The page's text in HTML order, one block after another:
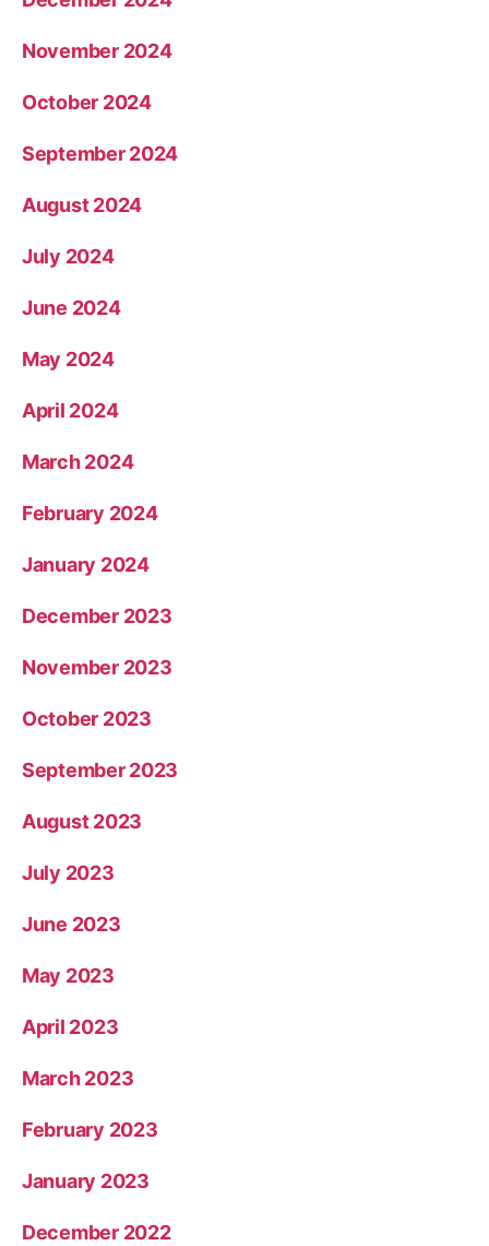
November 2024
October 2024
September 2024
August 2024
July 2024
June 2024
May 2024
April 2024
March 2024
February 2024
January 2024
December 2023
November 2023
October 2023
September 2023
August 2023
July 2023
June 2023
May 2023
April 2023
March 2023
February 2023
January 2023
December 2022